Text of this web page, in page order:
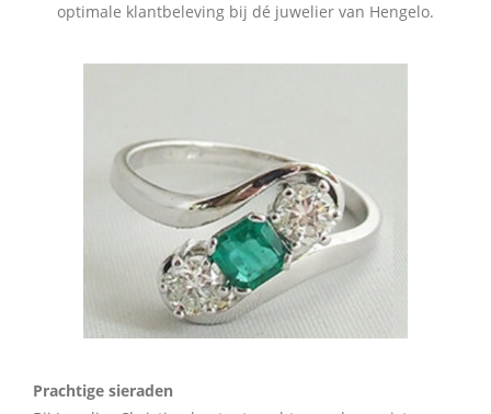
optimale klantbeleving bij dé juwelier van Hengelo.
Prachtige sieraden